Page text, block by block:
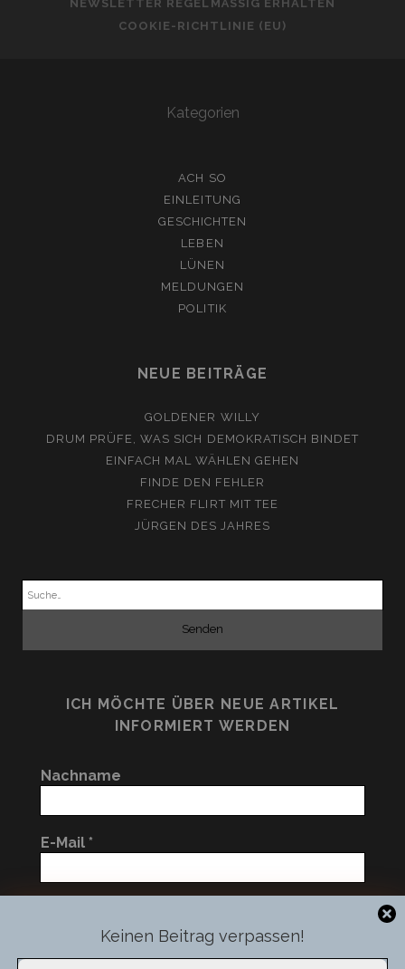
Keinen Beitrag verpassen!
NEWSLETTER REGELMÄSSIG ERHALTEN
COOKIE-RICHTLINIE (EU)
Kategorien
ACH SO
EINLEITUNG
GESCHICHTEN
LEBEN
LÜNEN
MELDUNGEN
POLITIK
NEUE BEITRÄGE
GOLDENER WILLY
DRUM PRÜFE, WAS SICH DEMOKRATISCH BINDET
EINFACH MAL WÄHLEN GEHEN
FINDE DEN FEHLER
FRECHER FLIRT MIT TEE
JÜRGEN DES JAHRES
Suchen
nach:
ICH MÖCHTE ÜBER NEUE ARTIKEL
INFORMIERT WERDEN
Nachname
E-Mail *